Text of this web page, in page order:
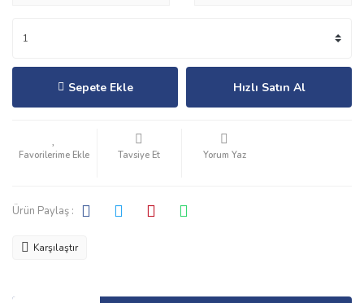
Sepete Ekle Hızlı Satın Al
Tavsiye Et Yorum Yaz
Ürün Paylaş :
Karşılaştır